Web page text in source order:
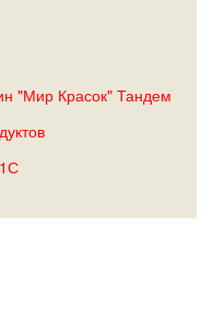
"Мир Красок" Тандем